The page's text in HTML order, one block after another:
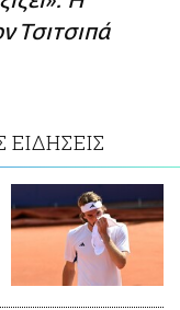
Τσιτσιπά